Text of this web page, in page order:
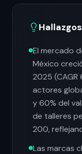
El mercado
México
2025 (CAGR
actores
y 60% del
de talleres
200,
Las marcas